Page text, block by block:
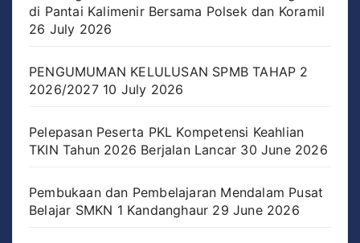
di Pantai Kalimenir Bersama Polsek dan Koramil
26 July 2026
PENGUMUMAN KELULUSAN SPMB TAHAP 2
2026/2027 10 July 2026
Pelepasan Peserta PKL Kompetensi Keahlian
TKIN Tahun 2026 Berjalan Lancar 30 June 2026
Pembukaan dan Pembelajaran Mendalam Pusat
Belajar SMKN 1 Kandanghaur 29 June 2026